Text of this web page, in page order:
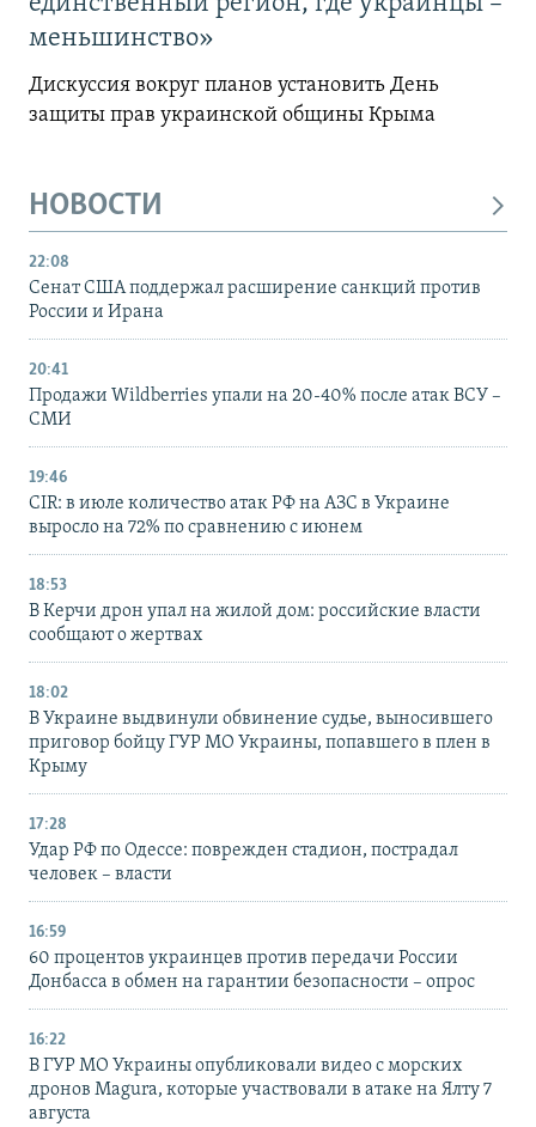
меньшинство»
Дискуссия вокруг планов установить День
защиты прав украинской общины Крыма
НОВОСТИ
22:08
Сенат США поддержал расширение санкций против
России и Ирана
20:41
Продажи Wildberries упали на 20-40% после атак ВСУ –
СМИ
19:46
CIR: в июле количество атак РФ на АЗС в Украине
выросло на 72% по сравнению с июнем
18:53
В Керчи дрон упал на жилой дом: российские власти
сообщают о жертвах
18:02
В Украине выдвинули обвинение судье, выносившего
приговор бойцу ГУР МО Украины, попавшего в плен в
Крыму
17:28
Удар РФ по Одессе: поврежден стадион, пострадал
человек – власти
16:59
60 процентов украинцев против передачи России
Донбасса в обмен на гарантии безопасности – опрос
16:22
В ГУР МО Украины опубликовали видео с морских
дронов Magura, которые участвовали в атаке на Ялту 7
августа